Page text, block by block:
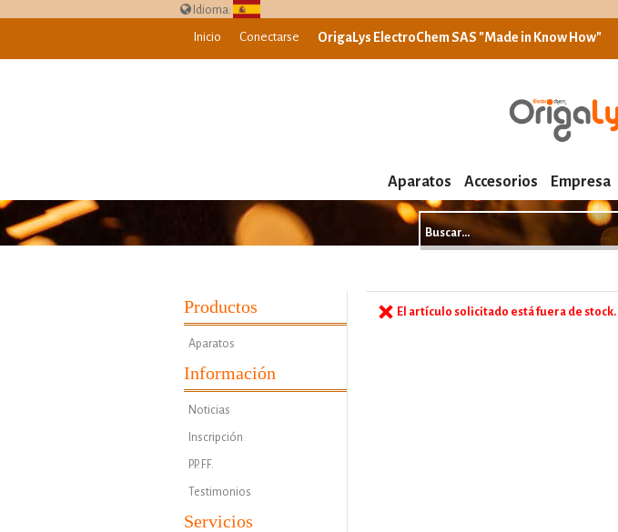
Idioma:
Inicio Conectarse OrigaLys ElectroChem SAS "Made in Know How"
Aparatos Accesorios Empresa
Productos
Aparatos
Información
Noticias
Inscripción
PP. FF.
Testimonios
Servicios
El artículo solicitado está fuera de stock.